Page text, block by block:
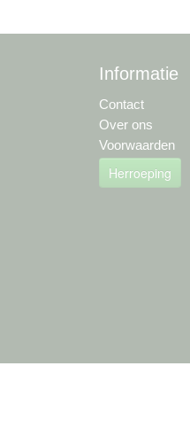
Informatie
Contact
Over ons
Voorwaarden
Herroeping